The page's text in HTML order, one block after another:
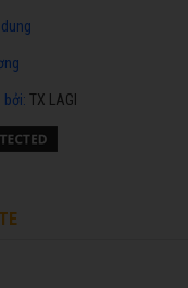
bởi: TX LAGI